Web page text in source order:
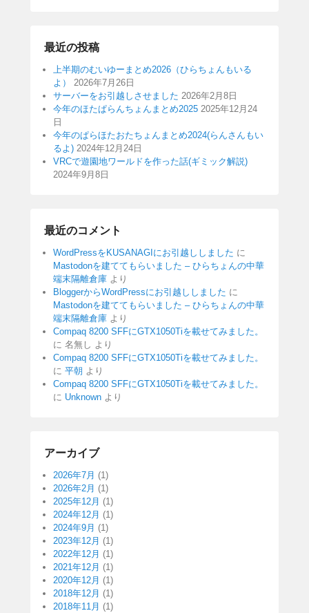
最近の投稿
上半期のむいゆーまとめ2026（ひらちょんもいる
よ）
2026年7月26日
サーバーをお引越しさせました 2026年2月8日
今年のほたぱらんちょんまとめ2025 2025年12月24
日
今年のぱらほたおたちょんまとめ2024(らんさんもい
るよ) 2024年12月24日
VRCで遊園地ワールドを作った話(ギミック解説)
2024年9月8日
最近のコメント
WordPressをKUSANAGIにお引越ししました に
Mastodonを建ててもらいました – ひらちょんの中華
端末隔離倉庫 より
BloggerからWordPressにお引越ししました に
Mastodonを建ててもらいました – ひらちょんの中華
端末隔離倉庫 より
Compaq 8200 SFFにGTX1050Tiを載せてみました。
に 名無し より
Compaq 8200 SFFにGTX1050Tiを載せてみました。
に 平朝 より
Compaq 8200 SFFにGTX1050Tiを載せてみました。
に Unknown より
アーカイブ
2026年7月 (1)
2026年2月 (1)
2025年12月 (1)
2024年12月 (1)
2024年9月 (1)
2023年12月 (1)
2022年12月 (1)
2021年12月 (1)
2020年12月 (1)
2018年12月 (1)
2018年11月 (1)